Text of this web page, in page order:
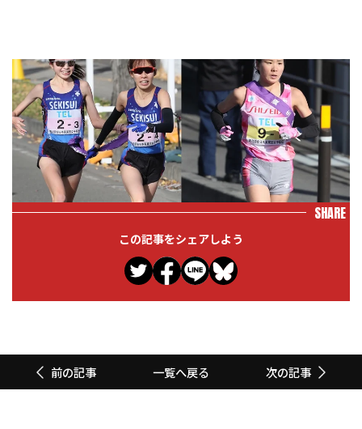
SHARE
この記事をシェアしよう
前の記事 一覧へ戻る 次の記事